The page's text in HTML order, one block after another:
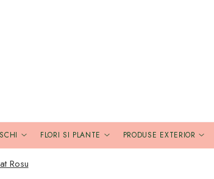
FLORI SI PLANTE PRODUSE EXTERIOR
Rosu